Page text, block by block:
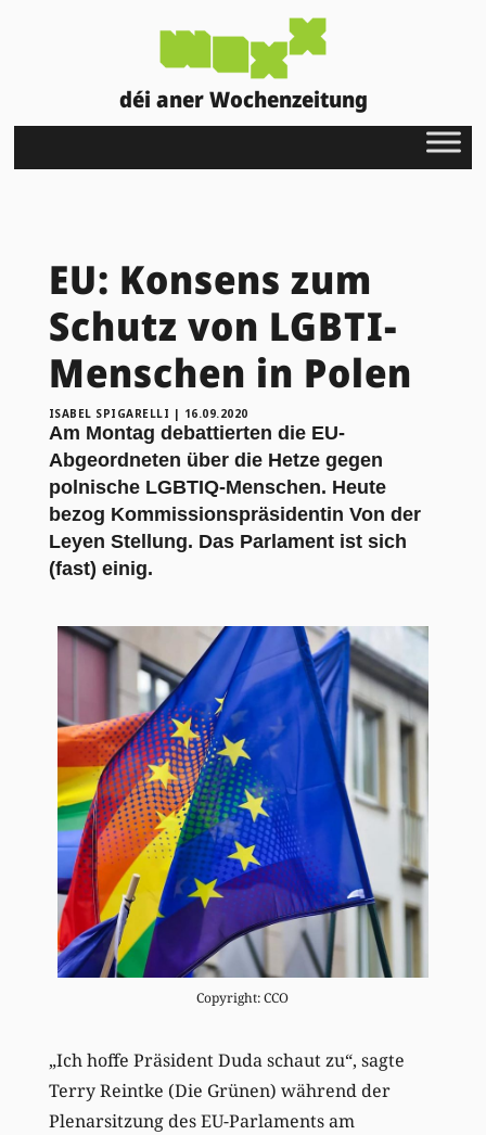
déi aner Wochenzeitung
EU: Konsens zum
Schutz von LGBTI-
Menschen in Polen
ISABEL SPIGARELLI | 16.09.2020
Am Montag debattierten die EU-
Abgeordneten über die Hetze gegen
polnische LGBTIQ-Menschen. Heute
bezog Kommissionspräsidentin Von der
Leyen Stellung. Das Parlament ist sich
(fast) einig.
Copyright: CCO
„Ich hoffe Präsident Duda schaut zu“, sagte
Terry Reintke (Die Grünen) während der
Plenarsitzung des EU-Parlamentsam